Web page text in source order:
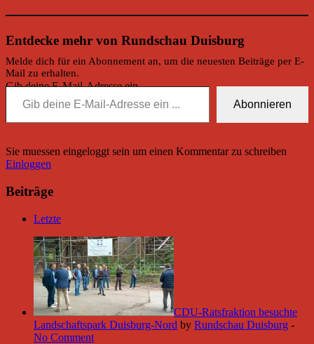
Entdecke mehr von Rundschau Duisburg
Melde dich für ein Abonnement an, um die neuesten Beiträge per E-
Mail zu erhalten.
Gib deine E-Mail-Adresse ein ...
Abonnieren
Sie muessen eingeloggt sein um einen Kommentar zu schreiben
Einloggen
Beiträge
Letzte
CDU-Ratsfraktion besuchte
Landschaftspark Duisburg-Nord by Rundschau Duisburg -
No Comment